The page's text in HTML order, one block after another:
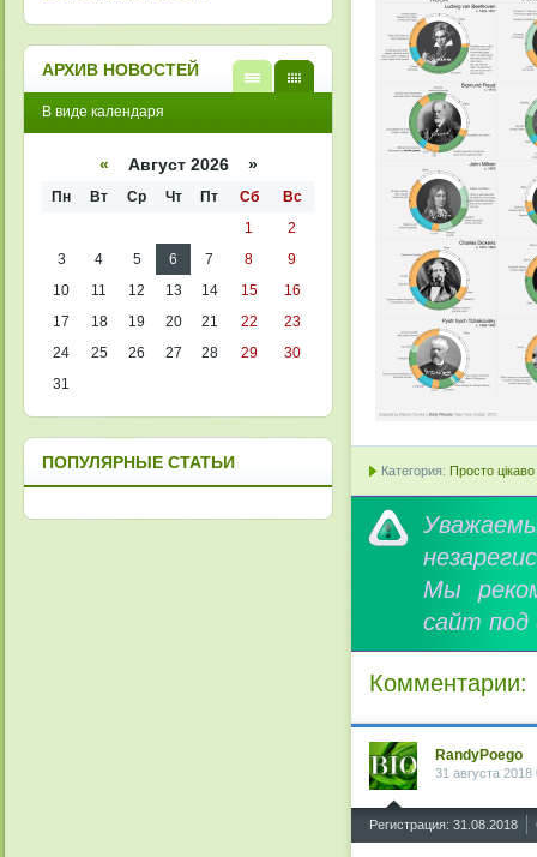
Категория: Просто цікаво
Мы
сайт под
Комментарии:
RandyPoego
31 августа 2018
Регистрация: 31.08.2018
АРХИВ НОВОСТЕЙ
кален
списк
В виде календаря
« Август 2026 »
Пн Вт Ср Чт Пт Сб
Вс
1
2
3
4 5 6 7 8
9
10
11 12 13 14 15
16
17
18 19 20 21 22
23
24
25 26 27 28 29
30
31
ПОПУЛЯРНЫЕ СТАТЬИ